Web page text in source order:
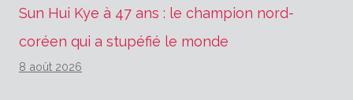
Sun Hui Kye à 47 ans : le champion nord-
coréen qui a stupéfié le monde
8 août 2026